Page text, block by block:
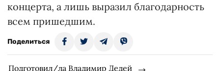
концерта, а лишь выразил благодарность
всем пришедшим.
Поделиться
Подготовил/ла Владимир Дедей